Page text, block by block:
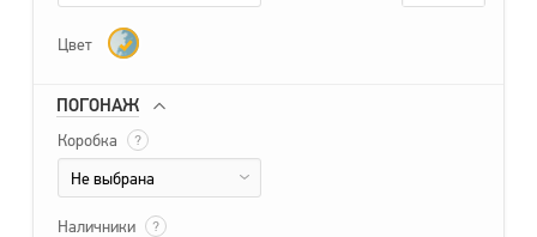
Цвет
ПОГОНАЖ
Коробка ?
Не выбрана
Наличники ?